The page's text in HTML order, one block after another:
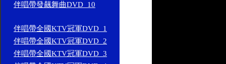
伴唱帶發飆舞曲DVD_10
伴唱帶全國KTV冠軍DVD_1
伴唱帶全國KTV冠軍DVD_2
伴唱帶全國KTV冠軍DVD_3